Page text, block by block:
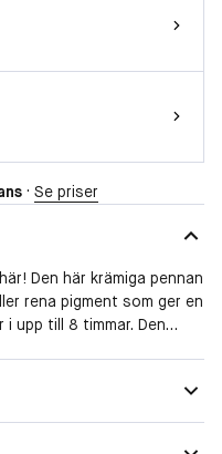
· Se priser
Den här krämiga pennan
rena pigment som ger en
upp till 8 timmar. Den
en långlivad, rikt